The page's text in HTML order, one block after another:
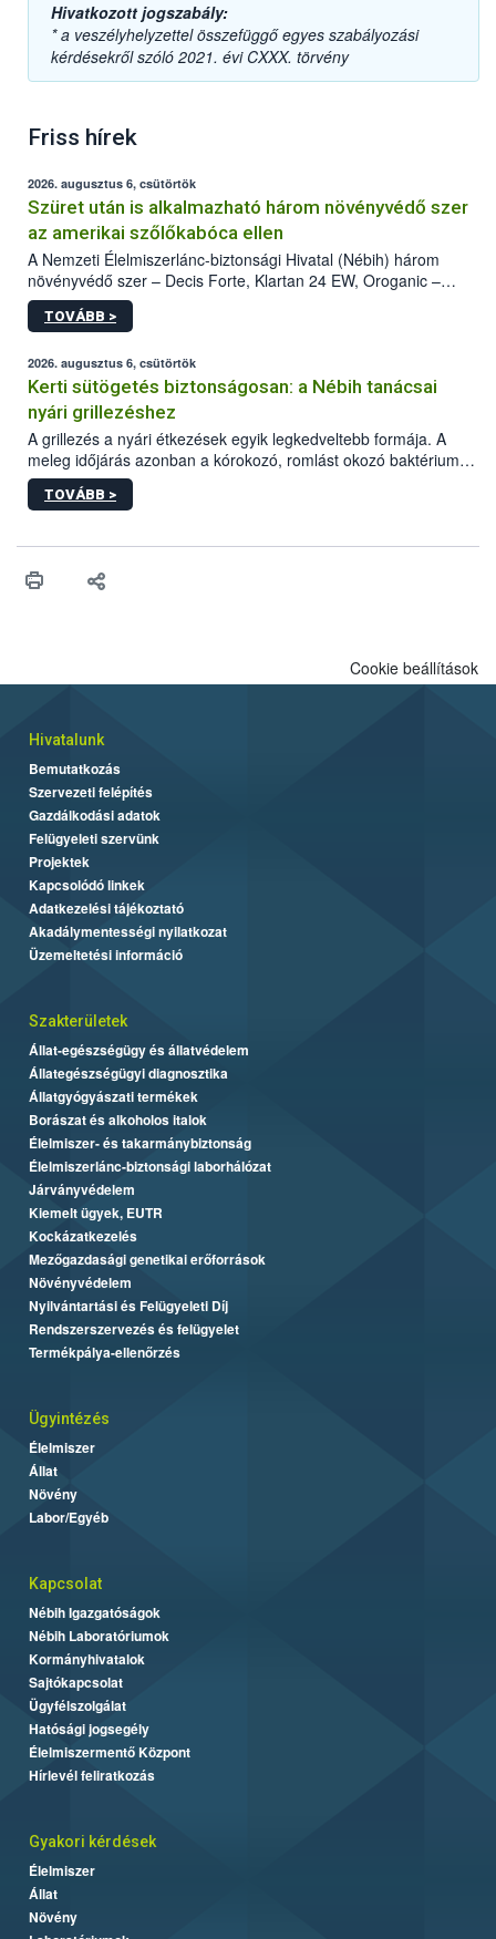
Hivatkozott jogszabály:
* a veszélyhelyzettel összefüggő egyes szabályozási
kérdésekről szóló 2021. évi CXXX. törvény
Friss hírek
2026. augusztus 6, csütörtök
Szüret után is alkalmazható három növényvédő szer
az amerikai szőlőkabóca ellen
A Nemzeti Élelmiszerlánc-biztonsági Hivatal (Nébih) három
növényvédő szer – Decis Forte, Klartan 24 EW, Oroganic –
engedélyokiratát módosította, így azok a szüretet követően,
egészen a vesszőérettség (BBCH 91) stádiumáig
érésű szőlőkben is legyen lehetőség a károsító elleni további
védekezésre. Az Oroganic készítmény kis kiszerelésben kiskerti
felhasználók számára is elérhető és ökológiai termesztésben is
engedélyezett.
TOVÁBB >
2026. augusztus 6, csütörtök
Kerti sütögetés biztonságosan: a Nébih tanácsai
nyári grillezéshez
A grillezés a nyári étkezések egyik legkedveltebb formája. A
meleg időjárás azonban a kórokozó, romlást okozó baktériumok
gyorsabb szaporodásának is kedvez. A szabadtéri sütögetés
ezért nem csupán a megfelelő sütési technikáról szól: legalább
higiéniai szabályok betartása, a megfelelő hőkezelés, valamint a
biztonsági Hivatal (Nébih) Oktatási Programja összegyűjtötte a
TOVÁBB >
Cookie beállítások
Hivatalunk
Bemutatkozás
Szervezeti felépítés
Gazdálkodási adatok
Felügyeleti szervünk
Projektek
Kapcsolódó linkek
Adatkezelési tájékoztató
Akadálymentességi nyilatkozat
Üzemeltetési információ
Szakterületek
Állat-egészségügy és állatvédelem
Állategészségügyi diagnosztika
Állatgyógyászati termékek
Borászat és alkoholos italok
Élelmiszer- és takarmánybiztonság
Élelmiszerlánc-biztonsági laborhálózat
Járványvédelem
Kiemelt ügyek, EUTR
Kockázatkezelés
Mezőgazdasági genetikai erőforrások
Növényvédelem
Nyilvántartási és Felügyeleti Díj
Rendszerszervezés és felügyelet
Termékpálya-ellenőrzés
Ügyintézés
Élelmiszer
Állat
Növény
Labor/Egyéb
Kapcsolat
Nébih Igazgatóságok
Nébih Laboratóriumok
Kormányhivatalok
Sajtókapcsolat
Ügyfélszolgálat
Hatósági jogsegély
Élelmiszermentő Központ
Hírlevél feliratkozás
Gyakori kérdések
Élelmiszer
Állat
Növény